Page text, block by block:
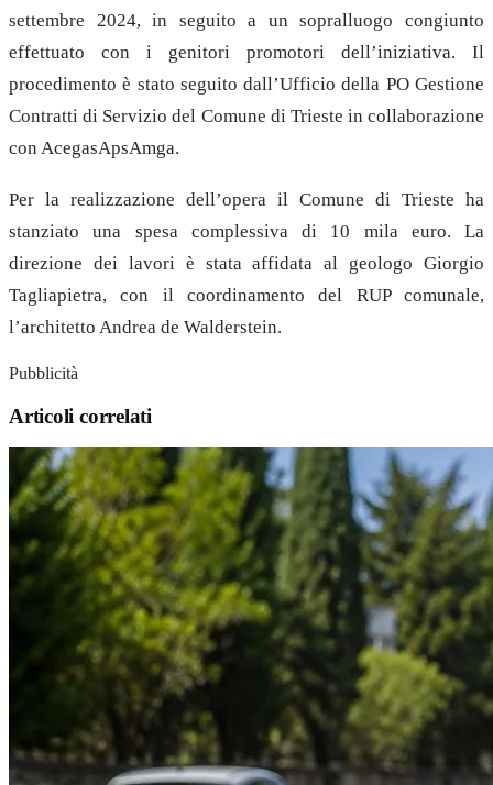
settembre 2024, in seguito a un sopralluogo congiunto
effettuato con i genitori promotori dell’iniziativa. Il
procedimento è stato seguito dall’Ufficio della PO Gestione
Contratti di Servizio del Comune di Trieste in collaborazione
con AcegasApsAmga.
Per la realizzazione dell’opera il Comune di Trieste ha
stanziato una spesa complessiva di 10 mila euro. La
direzione dei lavori è stata affidata al geologo Giorgio
Tagliapietra, con il coordinamento del RUP comunale,
l’architetto Andrea de Walderstein.
Pubblicità
Articoli correlati